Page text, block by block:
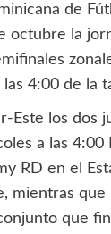
de
octubre la
4:00 de la
Este los dos
a las
RD en el
mientras
que